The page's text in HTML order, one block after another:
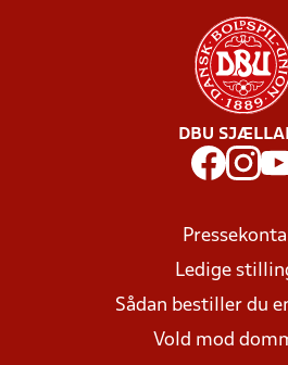
DBU
Ledige
Sådan bestiller du
Vold mod